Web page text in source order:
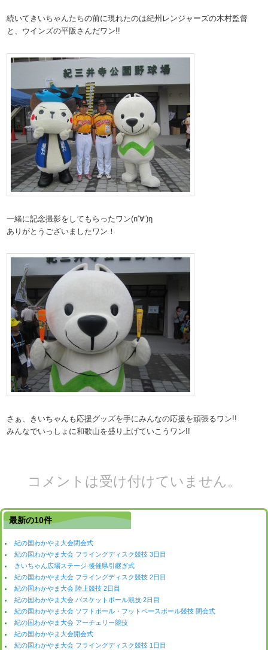
続いてきいちゃんたちの前に現れたのは紀州レンジャーズの木村監督
と、ウインズの平阪さんだワン!!
一緒に記念撮影をしてもらったワン(n‘∀‘)η
ありがとうございましたワン！
さぁ、きいちゃんも応援グッズを手にみんなの応援を頑張るワン!!
みんなでいっしょに和歌山を盛り上げていこうワン!!
コメントは受け付けていません。
最新の10件
紀の国わかやま大会閉会式
紀の国わかやま大会 フライングディスク競技 3日目
きいちゃん広場ステージ 後催県引継ぎ式
紀の国わかやま大会 フライングディスク競技 2日目
紀の国わかやま大会 陸上競技 2日目
紀の国わかやま大会 バスケットボール競技 2日目
紀の国わかやま大会 ソフトボール・フットベースボール競技 閉会式
紀の国わかやま大会 アーチェリー競技
紀の国わかやま大会開会式
紀の国わかやま大会 フライングディスク競技 1日目